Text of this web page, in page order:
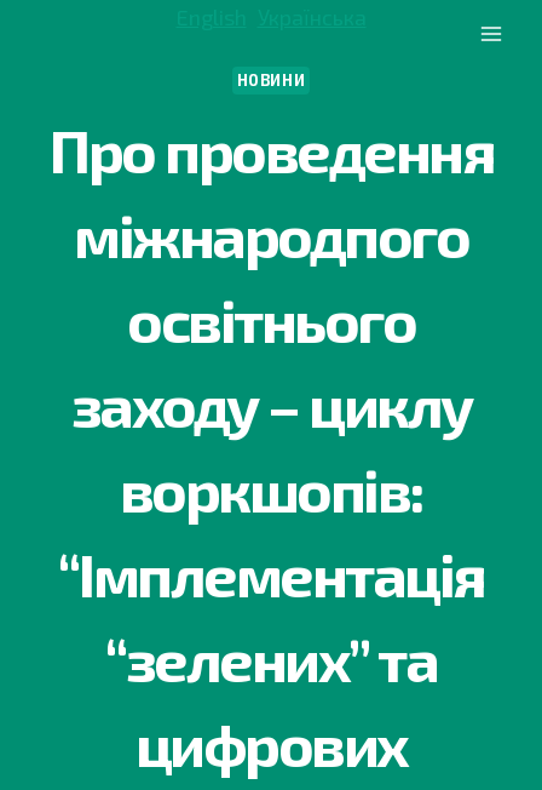
НОВИНИ
Про проведення
мiжнародпого
освiтнього
заходу – циклу
воркшопiв:
“Імплементація
“зелених” та
цифрових